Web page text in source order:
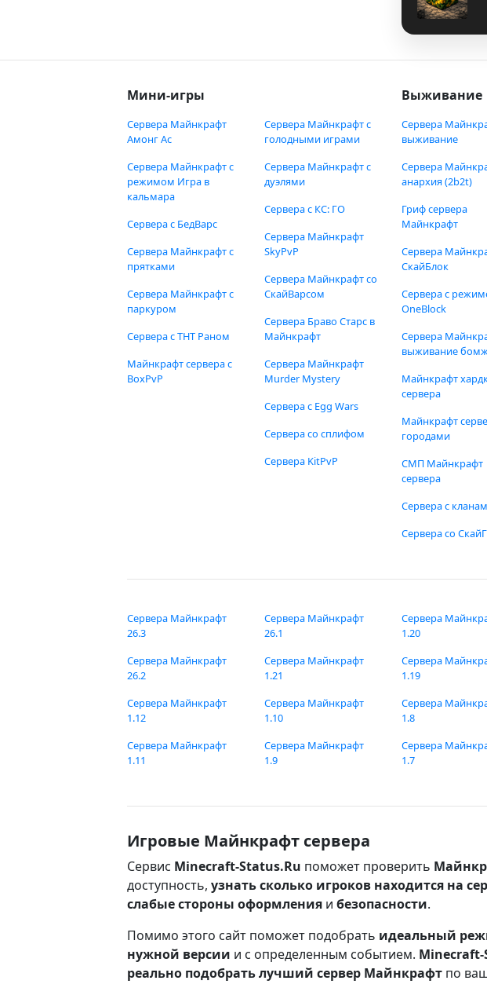
Мини-игры
Сервера Майнкрафт
Амонг Ас
Сервера Майнкрафт с
режимом Игра в
кальмара
Сервера с БедВарс
Сервера Майнкрафт с
прятками
Сервера Майнкрафт с
паркуром
Сервера с ТНТ Раном
Майнкрафт сервера с
BoxPvP
Сервера Майнкрафт с
голодными играми
Сервера Майнкрафт с
дуэлями
Сервера с КС: ГО
Сервера Майнкрафт
SkyPvP
Сервера Майнкрафт со
СкайВарсом
Сервера Браво Старс в
Майнкрафт
Сервера Майнкрафт
Murder Mystery
Сервера с Egg Wars
Сервера со сплифом
Сервера KitPvP
Выживание
Сервера
выживание
Сервера
анархия (2b2t)
Гриф сервера
Майнкрафт
Сервера
СкайБлок
Сервера с
OneBlock
Сервера
выживание
Майнкрафт
сервера
Майнкрафт
городами
СМП Майнкрафт
сервера
Сервера с
Сервера со
Сервера Майнкрафт
26.3
Сервера Майнкрафт
26.2
Сервера Майнкрафт
26.1
Сервера Майнкрафт
1.21
Сервера
1.20
Сервера
1.19
Сервера Майнкрафт
1.12
Сервера Майнкрафт
1.11
Сервера Майнкрафт
1.10
Сервера Майнкрафт
1.9
Сервера
1.8
Сервера
1.7
Игровые Майнкрафт сервера
Сервис Minecraft-Status.Ru поможет проверить
доступность, узнать сколько игроков находится на
слабые стороны оформления и безопасности.
Помимо этого сайт поможет подобрать идеальный
нужной версии и с определенным событием. Minecraft-
реально подобрать лучший сервер Майнкрафт по